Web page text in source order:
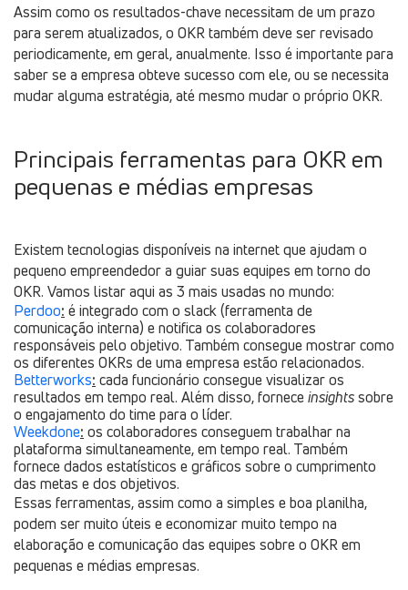
Assim como os resultados-chave necessitam de um prazo
para serem atualizados, o OKR também deve ser revisado
periodicamente, em geral, anualmente. Isso é importante para
saber se a empresa obteve sucesso com ele, ou se necessita
mudar alguma estratégia, até mesmo mudar o próprio OKR.
Principais ferramentas para OKR em
pequenas e médias empresas
Existem tecnologias disponíveis na internet que ajudam o
pequeno empreendedor a guiar suas equipes em torno do
OKR. Vamos listar aqui as 3 mais usadas no mundo:
Perdoo: é integrado com o slack (ferramenta de
comunicação interna) e notifica os colaboradores
responsáveis pelo objetivo. Também consegue mostrar como
os diferentes OKRs de uma empresa estão relacionados.
Betterworks: cada funcionário consegue visualizar os
resultados em tempo real. Além disso, forneceinsightssobre
o engajamento do time para o líder.
Weekdone: os colaboradores conseguem trabalhar na
plataforma simultaneamente, em tempo real. Também
fornece dados estatísticos e gráficos sobre o cumprimento
das metas e dos objetivos.
Essas ferramentas, assim como a simples e boa planilha,
podem ser muito úteis e economizar muito tempo na
elaboração e comunicação das equipes sobre o OKR em
pequenas e médias empresas.